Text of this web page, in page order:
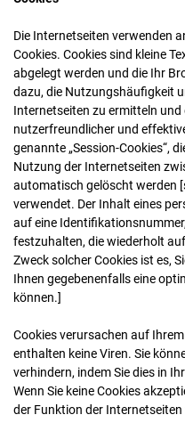
Die Internetseiten verwenden
Cookies. Cookies sind kleine
abgelegt werden und die Ihr
dazu, die Nutzungshäufigkeit
Internetseiten zu ermitteln
nutzerfreundlicher und
genannte „Session-Cookies“,
Nutzung der Internetseiten
automatisch gelöscht werden
verwendet. Der Inhalt eines
auf eine
festzuhalten, die wiederholt
Zweck solcher Cookies ist es,
Ihnen gegebenenfalls eine
können.]
Cookies verursachen auf
enthalten keine Viren. Sie
verhindern, indem Sie dies in
Wenn Sie keine Cookies
der Funktion der